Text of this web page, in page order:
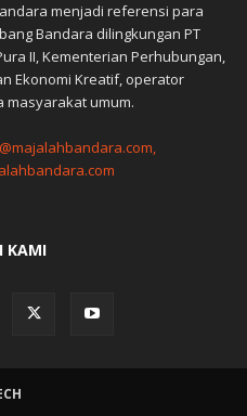
menjadi referensi para
Bandara dilingkungan PT
II, Kementerian Perhubungan,
Ekonomi Kreatif, operator
umum.
KAMI